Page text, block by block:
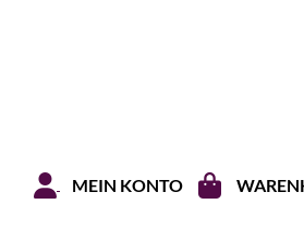
MEIN KONTO